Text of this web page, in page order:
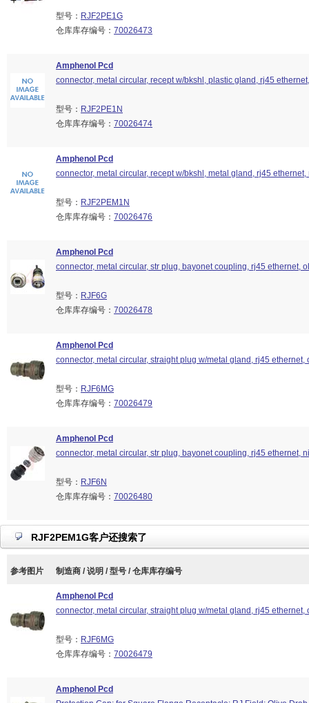
型号： RJF2PE1G
仓库库存编号： 70026473
Amphenol Pcd
connector, metal circular, recept w/bkshl, plastic gland, rj45
型号： RJF2PE1N
仓库库存编号： 70026474
Amphenol Pcd
connector, metal circular, recept w/bkshl, metal gland, rj45
型号： RJF2PEM1N
仓库库存编号： 70026476
Amphenol Pcd
connector, metal circular, str plug, bayonet coupling, rj45 ethernet,
型号： RJF6G
仓库库存编号： 70026478
Amphenol Pcd
connector, metal circular, straight plug w/metal gland, rj45 ethernet,
型号： RJF6MG
仓库库存编号： 70026479
Amphenol Pcd
connector, metal circular, str plug, bayonet coupling, rj45 ethernet,
型号： RJF6N
仓库库存编号： 70026480
RJF2PEM1G客户还搜索了
参考图片 制造商 / 说明 / 型号 / 仓库库存编号
Amphenol Pcd
connector, metal circular, straight plug w/metal gland, rj45 ethernet,
型号： RJF6MG
仓库库存编号： 70026479
Amphenol Pcd